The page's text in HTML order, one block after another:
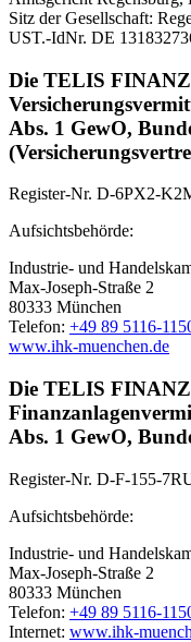
Sitz der Gesellschaft:
UST.-IdNr. DE
Die TELIS
Abs. 1 GewO,
Register-Nr. D-6PX2-
Aufsichtsbehörde:
Industrie- und
Max-Joseph-Straße 2
80333 München
Telefon: +49 89 5116-
www.ihk-muenchen.de
Die TELIS
Abs. 1 GewO,
Register-Nr. D-F-155-
Aufsichtsbehörde:
Industrie- und
Max-Joseph-Straße 2
80333 München
Telefon: +49 89 5116-
Internet: www.ihk-